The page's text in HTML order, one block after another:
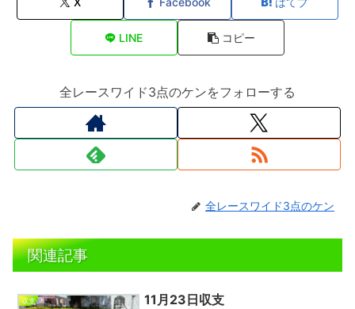
LINE コピー
全レースワイド3点のケンをフォローする
全レースワイド3点のケン
関連記事
収支 11月23日収支